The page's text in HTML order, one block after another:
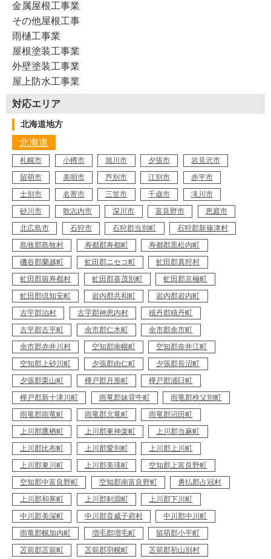
金属屋根工事業
その他屋根工事
雨樋工事業
屋根塗装工事業
外壁塗装工事業
屋上防水工事業
対応エリア
北海道地方
北海道
札幌市 小樽市 旭川市 夕張市
岩見沢市
留萌市
美唄市 芦別市 江別市
赤平市
士別市
名寄市 三笠市 千歳市
滝川市
砂川市
歌志内市 深川市 富良野市
恵庭市
北広島市
石狩市 石狩郡当別町
石狩郡新篠津村
島牧郡島牧村
寿都郡寿都町
寿都郡黒松内町
磯谷郡蘭越町
虻田郡ニセコ町
虻田郡真狩村
虻田郡留寿都村
虻田郡喜茂別町
虻田郡京極町
虻田郡倶知安町
岩内郡共和町
岩内郡岩内町
古宇郡泊村
古宇郡神恵内村
積丹郡積丹町
古平郡古平町
余市郡仁木町
余市郡余市町
余市郡赤井川村
空知郡南幌町
空知郡奈井江町
空知郡上砂川町
夕張郡由仁町
夕張郡長沼町
夕張郡栗山町
樺戸郡月形町
樺戸郡浦臼町
樺戸郡新十津川町
雨竜郡妹背牛町
雨竜郡秩父別町
雨竜郡雨竜町
雨竜郡北竜町
雨竜郡沼田町
上川郡鷹栖町
上川郡東神楽町
上川郡当麻町
上川郡比布町
上川郡愛別町
上川郡上川町
上川郡東川町
上川郡美瑛町
空知郡上富良野町
空知郡中富良野町
空知郡南富良野町
勇払郡占冠村
上川郡和寒町
上川郡剣淵町
上川郡下川町
中川郡美深町
中川郡音威子府村
中川郡中川町
雨竜郡幌加内町
増毛郡増毛町
留萌郡小平町
苫前郡苫前町
苫前郡羽幌町 苫前郡初山別村